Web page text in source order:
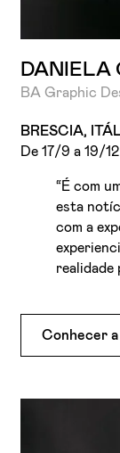
DANIELA
BA Graphic
BRESCIA,
De 17/9 a 19/12
“É com
esta
com a
realidade
Conhecer a